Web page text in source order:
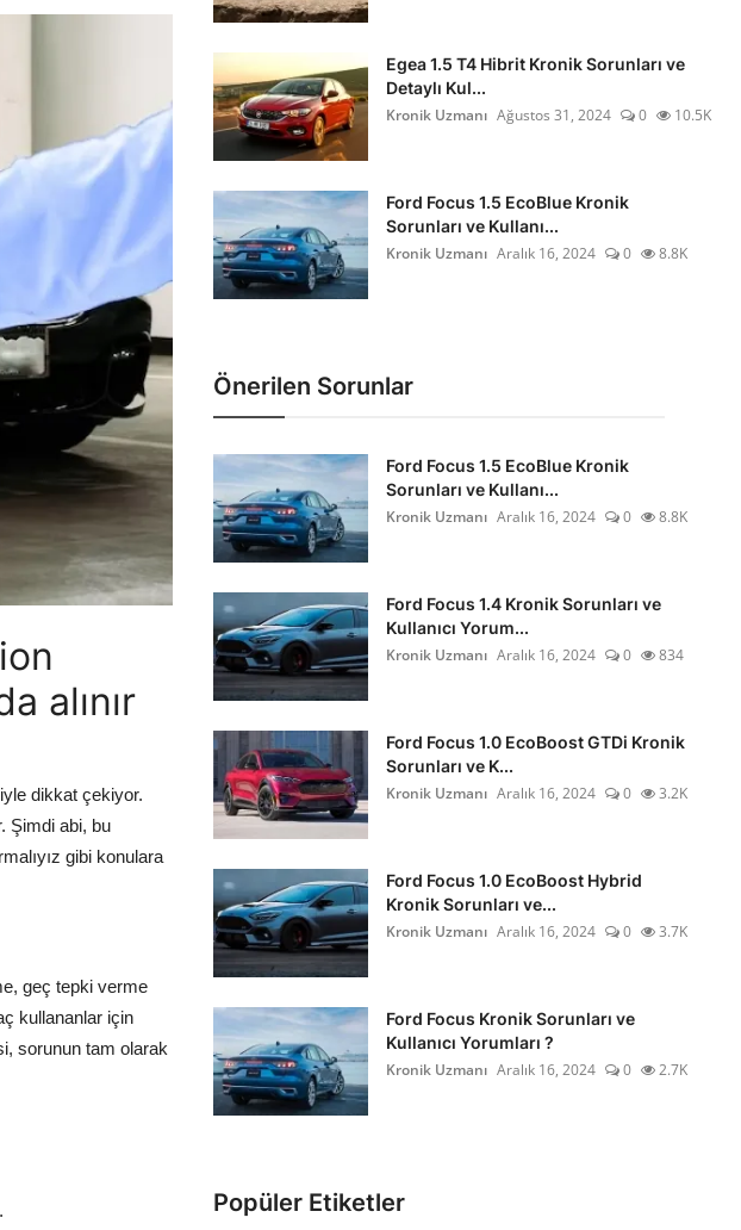
alınır
dikkat çekiyor.
Şimdi abi, bu
gibi konulara
geç tepki verme
kullananlar için
sorunun tam olarak
Egea 1.5 T4 Hibrit Kronik Sorunları ve
Detaylı Kul...
Kronik Uzmanı Ağustos 31, 2024 0 10.5K
Ford Focus 1.5 EcoBlue Kronik
Sorunları ve Kullanı...
Kronik Uzmanı Aralık 16, 2024 0 8.8K
Önerilen Sorunlar
Ford Focus 1.5 EcoBlue Kronik
Sorunları ve Kullanı...
Kronik Uzmanı Aralık 16, 2024 0 8.8K
Ford Focus 1.4 Kronik Sorunları ve
Kullanıcı Yorum...
Kronik Uzmanı Aralık 16, 2024 0 834
Ford Focus 1.0 EcoBoost GTDi Kronik
Sorunları ve K...
Kronik Uzmanı Aralık 16, 2024 0 3.2K
Ford Focus 1.0 EcoBoost Hybrid
Kronik Sorunları ve...
Kronik Uzmanı Aralık 16, 2024 0 3.7K
Ford Focus Kronik Sorunları ve
Kullanıcı Yorumları ?
Kronik Uzmanı Aralık 16, 2024 0 2.7K
Popüler Etiketler